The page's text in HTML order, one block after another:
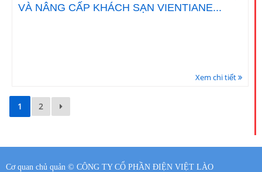
VÀ NÂNG CẤP KHÁCH SẠN VIENTIANE...
Xem chi tiết
1 2
Cơ quan chủ quản © CÔNG TY CỔ PHẦN ĐIỆN VIỆT LÀO